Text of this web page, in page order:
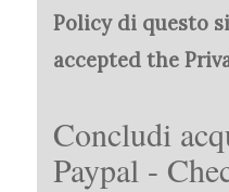
Policy di questo
accepted the
Concludi
Paypal -